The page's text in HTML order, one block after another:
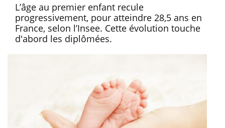
L’âge au premier enfant recule
progressivement, pour atteindre 28,5 ans en
France, selon l’Insee. Cette évolution touche
d'abord les diplômées.